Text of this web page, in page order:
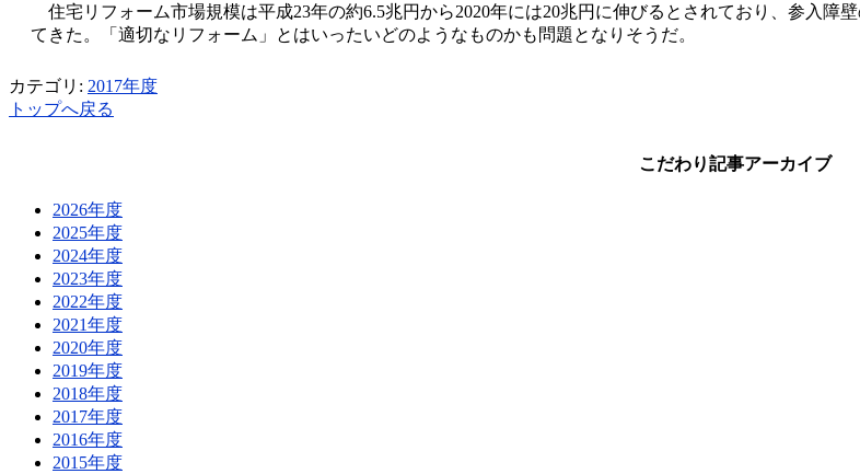
住宅リフォーム市場規模は平成23年の約6.5兆円から2020年には20兆円に伸びるとされており、参入障
てきた。「適切なリフォーム」とはいったいどのようなものかも問題となりそうだ。
カテゴリ: 2017年度
トップへ戻る
こだわり記事アーカイブ
2026年度
2025年度
2024年度
2023年度
2022年度
2021年度
2020年度
2019年度
2018年度
2017年度
2016年度
2015年度